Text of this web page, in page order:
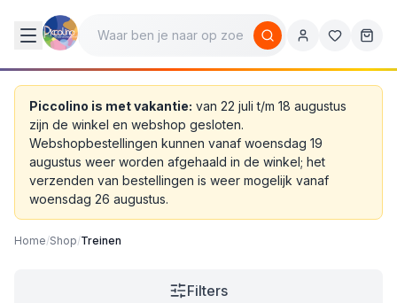
Piccolino is met vakantie: van 22 juli t/m 18 augustus
zijn de winkel en webshop gesloten.
Webshopbestellingen kunnen vanaf woensdag 19
augustus weer worden afgehaald in de winkel; het
verzenden van bestellingen is weer mogelijk vanaf
woensdag 26 augustus.
Home/Shop/Treinen
Filters